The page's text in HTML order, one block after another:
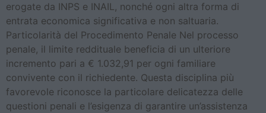
erogate da INPS e INAIL, nonché ogni altra forma di
entrata economica significativa e non saltuaria.
Particolarità del Procedimento Penale Nel processo
penale, il limite reddituale beneficia di un ulteriore
incremento pari a € 1.032,91 per ogni familiare
convivente con il richiedente. Questa disciplina più
favorevole riconosce la particolare delicatezza delle
questioni penali e l’esigenza di garantire un’assistenza